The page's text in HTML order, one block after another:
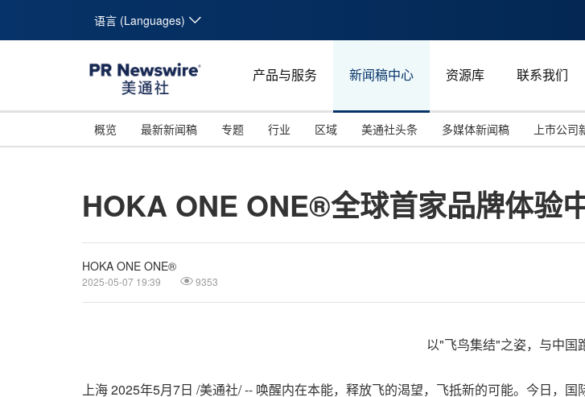
语言 (Languages)
产品与服务 新闻稿中心 资源库 联系我们
概览 最新新闻稿 专题 行业 区域 美通社头条 多媒体新闻稿 上市公司
HOKA ONE ONE®全球首家品牌体验
HOKA ONE ONE®
2025-05-07 19:39 9353
以"飞鸟集结"之姿，与中国
上海2025年5月7日 /美通社/ -- 唤醒内在本能，释放飞的渴望，飞抵新的可能。今日，